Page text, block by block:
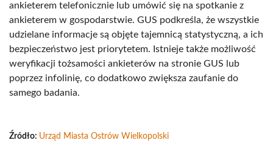
ankieterem telefonicznie lub umówić się na spotkanie z
ankieterem w gospodarstwie. GUS podkreśla, że wszystkie
udzielane informacje są objęte tajemnicą statystyczną, a ich
bezpieczeństwo jest priorytetem. Istnieje także możliwość
weryfikacji tożsamości ankieterów na stronie GUS lub
poprzez infolinię, co dodatkowo zwiększa zaufanie do
samego badania.
Źródło: Urząd Miasta Ostrów Wielkopolski